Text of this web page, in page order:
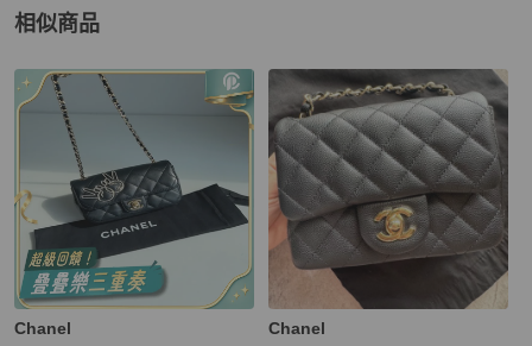
相似商品
更多相似Chanel女士錢包 / 小皮件推薦精品
Chanel Chanel